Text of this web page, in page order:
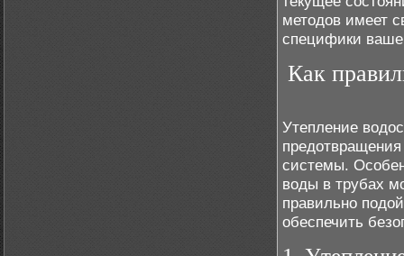
методов имеет
специфики
Как
Утепление
системы.
воды в трубах
правильно
обеспечить